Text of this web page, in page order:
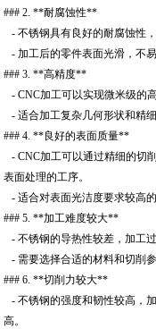
### 2. **耐腐蚀性**
- 不锈钢具有良好的耐腐蚀性
- 加工后的零件表面光滑，不
### 3. **高精度**
- CNC加工可以实现微米级的
- 适合加工复杂几何形状和精细
### 4. **良好的表面质量**
- CNC加工可以通过精细的切
表面处理的工序。
- 适合对表面光洁度要求较高的
### 5. **加工难度较大**
- 不锈钢的导热性较差，加工
- 需要选择合适的材料和切削
### 6. **切削力较大**
- 不锈钢的强度和韧性较高，
高。